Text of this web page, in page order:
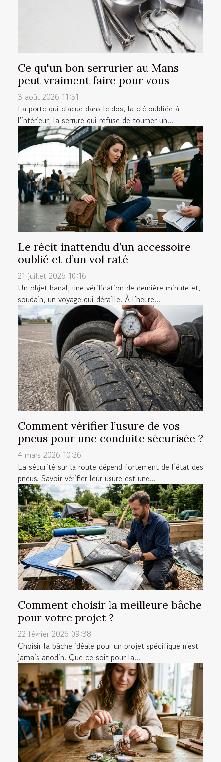
Ce qu'un bon serrurier au Mans
peut vraiment faire pour vous
3 août 2026 11:31
La porte qui claque dans le dos, la clé oubliée à
l'intérieur, la serrure qui refuse de tourner un...
Le récit inattendu d’un accessoire
oublié et d’un vol raté
21 juillet 2026 10:16
Un objet banal, une vérification de dernière minute et,
soudain, un voyage qui déraille. À l’heure...
Comment vérifier l’usure de vos
pneus pour une conduite sécurisée ?
4 mars 2026 10:26
La sécurité sur la route dépend fortement de l’état des
pneus. Savoir vérifier leur usure est une...
Comment choisir la meilleure bâche
pour votre projet ?
22 février 2026 09:38
Choisir la bâche idéale pour un projet spécifique n'est
jamais anodin. Que ce soit pour la...